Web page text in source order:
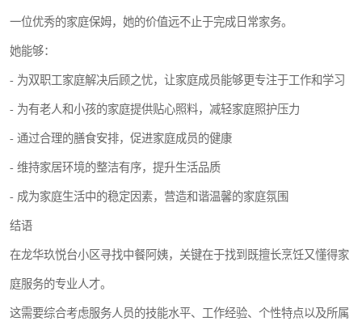
一位优秀的家庭保姆，她的价值远不止于完成日常家务。
她能够：
- 为双职工家庭解决后顾之忧，让家庭成员能够更专注于工作和学习
- 为有老人和小孩的家庭提供贴心照料，减轻家庭照护压力
- 通过合理的膳食安排，促进家庭成员的健康
- 维持家居环境的整洁有序，提升生活品质
- 成为家庭生活中的稳定因素，营造和谐温馨的家庭氛围
结语
在龙华玖悦台小区寻找中餐阿姨，关键在于找到既擅长烹饪又懂得家
庭服务的专业人才。
这需要综合考虑服务人员的技能水平、工作经验、个性特点以及所属